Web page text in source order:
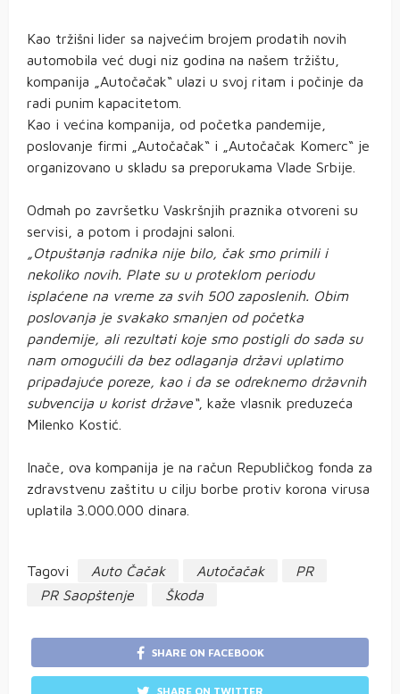
Kao tržišni lider sa najvećim brojem prodatih novih
automobila već dugi niz godina na našem tržištu,
kompanija „Autočačak“ ulazi u svoj ritam i počinje da
radi punim kapacitetom.
Kao i većina kompanija, od početka pandemije,
poslovanje firmi „Autočačak“ i „Autočačak Komerc“ je
organizovano u skladu sa preporukama Vlade Srbije.
Odmah po završetku Vaskršnjih praznika otvoreni su
servisi, a potom i prodajni saloni.
„Otpuštanja radnika nije bilo, čak smo primili i
nekoliko novih. Plate su u proteklom periodu
isplaćene na vreme za svih 500 zaposlenih. Obim
poslovanja je svakako smanjen od početka
pandemije, ali rezultati koje smo postigli do sada su
nam omogućili da bez odlaganja državi uplatimo
pripadajuće poreze, kao i da se odreknemo državnih
subvencija u korist države“, kaže vlasnik preduzeća
Milenko Kostić.
Inače, ova kompanija je na račun Republičkog fonda za
zdravstvenu zaštitu u cilju borbe protiv korona virusa
uplatila 3.000.000 dinara.
Tagovi Auto Čačak Autočačak
PR
PR Saopštenje
Škoda
SHARE ON FACEBOOK
SHARE ON TWITTER